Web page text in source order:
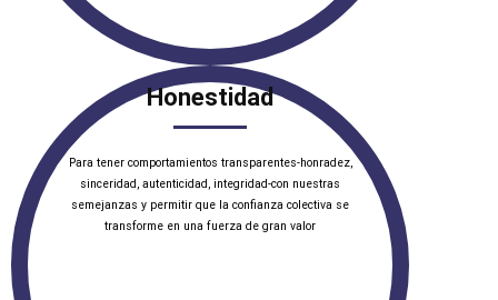
Honestidad
Para tener comportamientos transparentes-honradez,
sinceridad, autenticidad, integridad-con nuestras
semejanzas y permitir que la confianza colectiva se
transforme en una fuerza de gran valor